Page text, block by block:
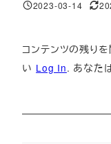
投稿日
2023-03-14
更新
コンテンツの残り
い Log In. あなた